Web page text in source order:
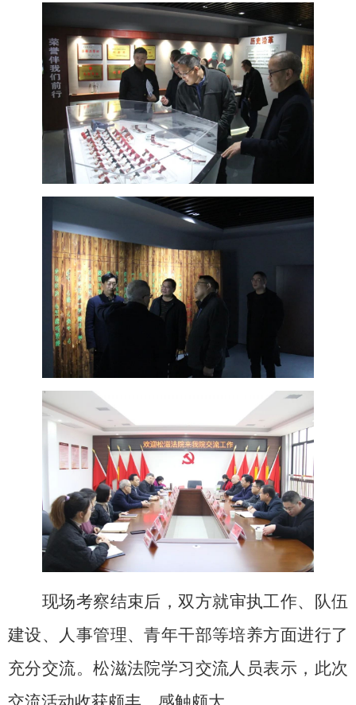
现场考察结束后，双方就审执工作、队伍
建设、人事管理、青年干部等培养方面进行了
充分交流。松滋法院学习交流人员表示，此次